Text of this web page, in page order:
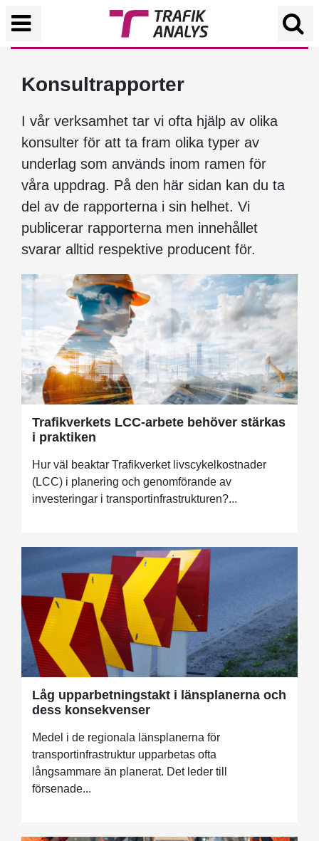
Konsultrapporter
I vår verksamhet tar vi ofta hjälp av olika
konsulter för att ta fram olika typer av
underlag som används inom ramen för
våra uppdrag. På den här sidan kan du ta
del av de rapporterna i sin helhet. Vi
publicerar rapporterna men innehållet
svarar alltid respektive producent för.
Trafikverkets LCC-arbete behöver stärkas
i praktiken
Hur väl beaktar Trafikverket livscykelkostnader
(LCC) i planering och genomförande av
investeringar i transportinfrastrukturen?...
Låg upparbetningstakt i länsplanerna och
dess konsekvenser
Medel i de regionala länsplanerna för
transportinfrastruktur upparbetas ofta
långsammare än planerat. Det leder till
försenade...